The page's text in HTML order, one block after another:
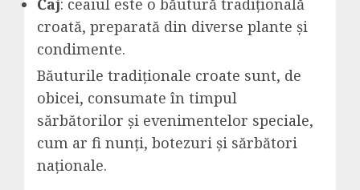
croată, preparată din diverse plante și
condimente.
Băuturile tradiționale croate sunt, de
obicei, consumate în timpul
sărbătorilor și evenimentelor speciale,
cum ar fi nunți, botezuri și sărbători
naționale.